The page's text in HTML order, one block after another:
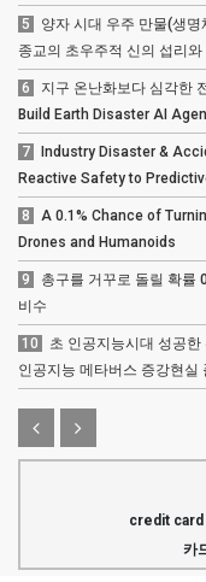
5
양자 시대 우주 만물(생
종교의 초우주적 신의 섭리
6
지구 온난화보다 심각한
Build Earth Disaster AI
7
Industry Disaster &
Reactive Safety to
8
A 0.1% Chance of
Drones and Humanoids
9
총구를 거꾸로 돌릴 확률
비수
10
초 인공지능시대 성공
인공지능 메타버스 증강현실
credit card
카